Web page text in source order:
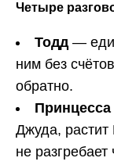
Четыре
Тодд—
ним без
обратно.
Джуда,
не